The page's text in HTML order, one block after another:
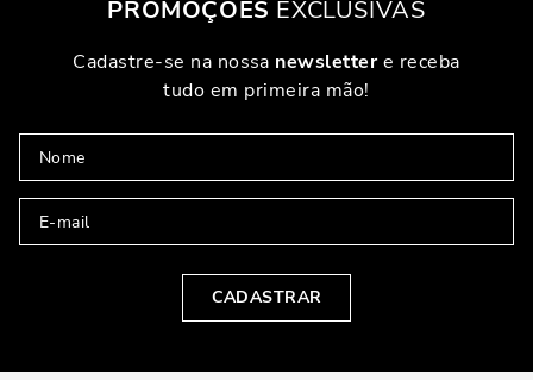
PROMOÇÕES EXCLUSIVAS
Cadastre-se na nossa newslettere receba
tudo em primeira mão!
CADASTRAR